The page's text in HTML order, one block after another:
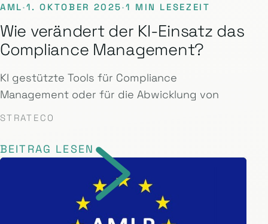
AML·1. OKTOBER 2025·1 MIN LESEZEIT
Wie verändert der KI-Einsatz das
Compliance Management?
KI gestützte Tools für Compliance
Management oder für die Abwicklung von
STRATECO
BEITRAG LESEN